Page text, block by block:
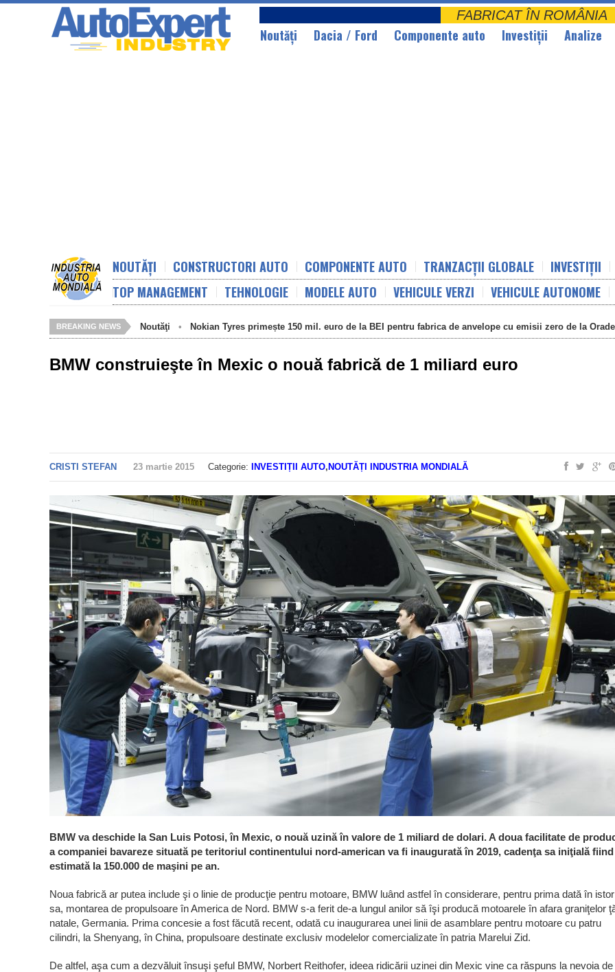
FABRICAT ÎN
Noutăţi Dacia / Ford Componente auto Investiții Analize
NOUTĂȚI CONSTRUCTORI AUTO COMPONENTE AUTO TRANZACȚII GLOBALE
INVESTIȚII
TOP MANAGEMENT
TEHNOLOGIE MODELE AUTO VEHICULE VERZI VEHICULE AUTONOME
BREAKING NEWS Noutăţi • Nokian Tyres primește 150 mil. euro de la BEI pentru fabrica de anvelope cu emisii zero de la
BMW construieşte în Mexic o nouă fabrică de 1 miliard euro
CRISTI STEFAN 23 martie 2015 Categorie: INVESTIȚII AUTO, NOUTĂȚI INDUSTRIA MONDIALĂ
BMW va deschide la San Luis Potosi, în Mexic, o nouă uzină în valore de 1 miliard de dolari. A doua facilitate de
a companiei bavareze situată pe teritoriul continentului nord-american va fi inaugurată în 2019, cadenţa sa iniţială fiind
estimată la 150.000 de maşini pe an.
Noua fabrică ar putea include şi o linie de producţie pentru motoare, BMW luând astfel în considerare, pentru prima dată în
sa, montarea de propulsoare în America de Nord. BMW s-a ferit de-a lungul anilor să îşi producă motoarele în afara graniţelor
natale, Germania. Prima concesie a fost făcută recent, odată cu inaugurarea unei linii de asamblare pentru motoare cu patru
cilindri, la Shenyang, în China, propulsoare destinate exclusiv modelelor comercializate în patria Marelui Zid.
De altfel, aşa cum a dezvăluit însuşi şeful BMW, Norbert Reithofer, ideea ridicării uzinei din Mexic vine ca răspuns la nevoia de